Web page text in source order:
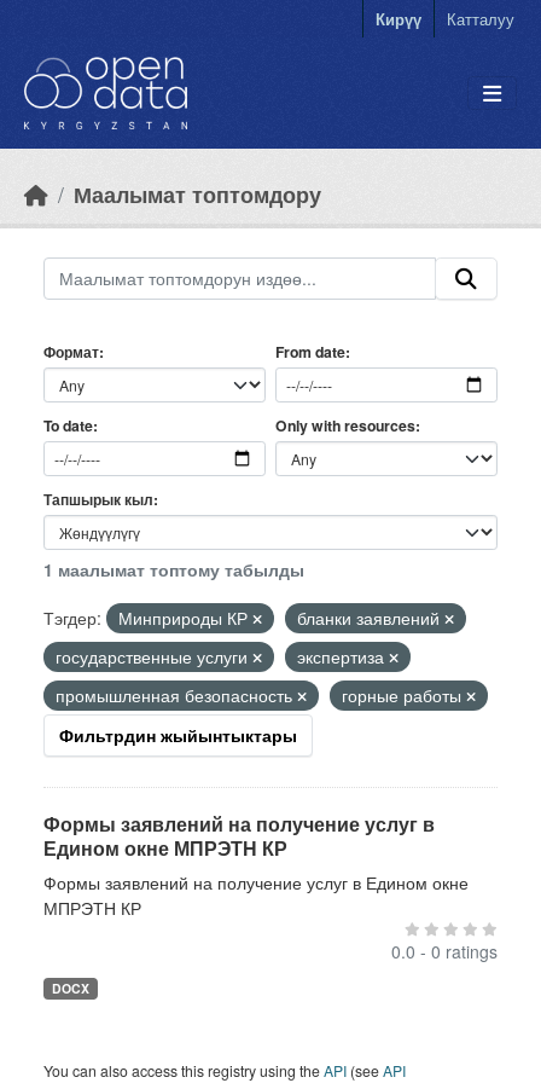
Кирүү Катталуу
Маалымат топтомдору
Формат From date
To date Only with resources
Тапшырык кыл
1 маалымат топтому табылды
Тэгдер:
Минприроды КР
бланки заявлений
государственные услуги
экспертиза
промышленная безопасность
горные работы
Фильтрдин жыйынтыктары
Формы заявлений на получение услуг в
Едином окне МПРЭТН КР
Формы заявлений на получение услуг в Едином окне
МПРЭТН КР
0.0 - 0 ratings
DOCX
You can also access this registry using theAPI (seeAPI